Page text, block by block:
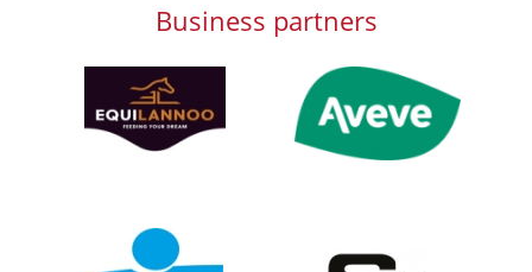
Business partners
Afbeelding Afbeelding
Afbeelding